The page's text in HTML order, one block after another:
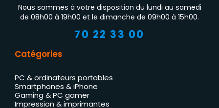
Nous sommes à votre disposition du lundi au samedi
de 08h00 à 19h00 et le dimanche de 09h00 à 15h00.
70 22 33 00
Catégories
PC & ordinateurs portables
Smartphones & iPhone
Gaming & PC gamer
Impression & imprimantes